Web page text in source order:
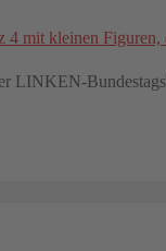
LINKEN-